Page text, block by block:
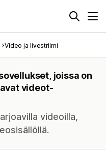
Video ja livestriimi
joissa on
videot-
videoilla,